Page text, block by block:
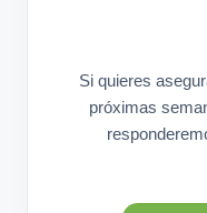
Si quieres
próximas